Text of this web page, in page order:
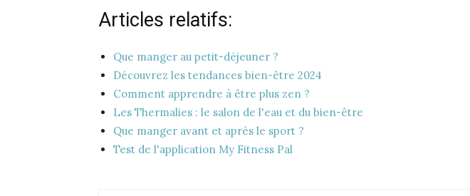
Articles relatifs:
Que manger au petit-déjeuner ?
Découvrez les tendances bien-être 2024
Comment apprendre à être plus zen ?
Les Thermalies : le salon de l'eau et du bien-être
Que manger avant et après le sport ?
Test de l'application My Fitness Pal